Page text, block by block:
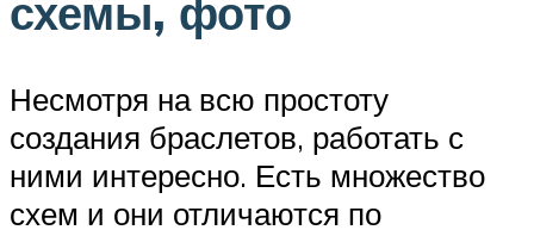
схемы, фото
Несмотря на всю простоту
создания браслетов, работать с
ними интересно. Есть множество
схем и они отличаются по